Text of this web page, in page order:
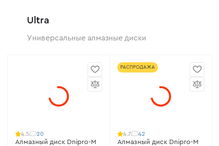
Ultra
Универсальные алмазные диски
4.5 20
Алмазный диск Dnipro-M
РАСПРОДАЖА
4.7 42
Алмазный диск Dnipro-M